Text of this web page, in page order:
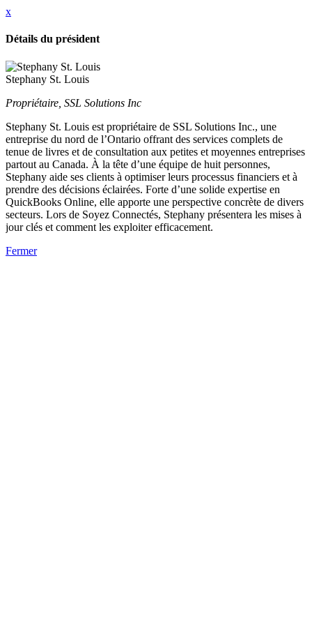
x
Détails du président
Stephany St. Louis
Propriétaire, SSL Solutions Inc
Stephany St. Louis est propriétaire de SSL Solutions Inc., une
entreprise du nord de l’Ontario offrant des services complets de
tenue de livres et de consultation aux petites et moyennes entreprises
partout au Canada. À la tête d’une équipe de huit personnes,
Stephany aide ses clients à optimiser leurs processus financiers et à
prendre des décisions éclairées. Forte d’une solide expertise en
QuickBooks Online, elle apporte une perspective concrète de divers
secteurs. Lors de Soyez Connectés, Stephany présentera les mises à
jour clés et comment les exploiter efficacement.
Fermer